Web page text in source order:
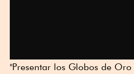
"Presentar los Globos de